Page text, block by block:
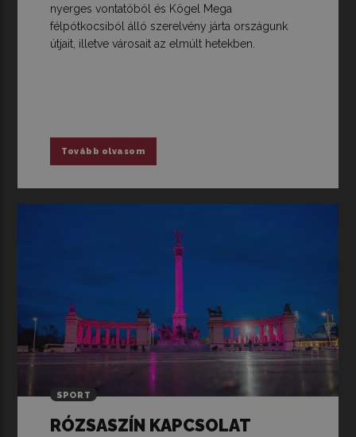
nyerges vontatóból és Kögel Mega
félpótkocsiból álló szerelvény járta országunk
útjait, illetve városait az elmúlt hetekben.
Tovább olvasom
SPORT
RÓZSASZÍN KAPCSOLAT